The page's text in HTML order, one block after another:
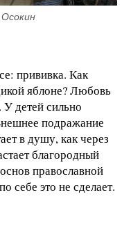
прививка. Как
яблоне? Любовь
детей сильно
подражание
в душу, как через
благородный
православной
себе это не сделает.